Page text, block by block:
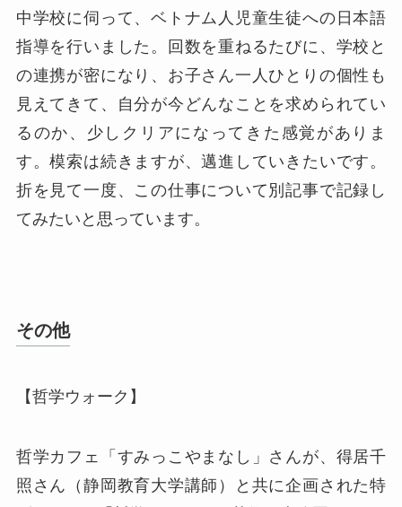
中学校に伺って、ベトナム人児童生徒への日本語
指導を行いました。回数を重ねるたびに、学校と
の連携が密になり、お子さん一人ひとりの個性も
見えてきて、自分が今どんなことを求められてい
るのか、少しクリアになってきた感覚がありま
す。模索は続きますが、邁進していきたいです。
折を見て一度、この仕事について別記事で記録し
てみたいと思っています。
その他
【哲学ウォーク】
哲学カフェ「すみっこやまなし」さんが、得居千
照さん（静岡教育大学講師）と共に企画された特